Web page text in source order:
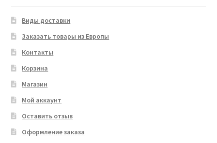
Виды доставки
Заказать товары из Европы
Контакты
Корзина
Магазин
Мой аккаунт
Оставить отзыв
Оформление заказа